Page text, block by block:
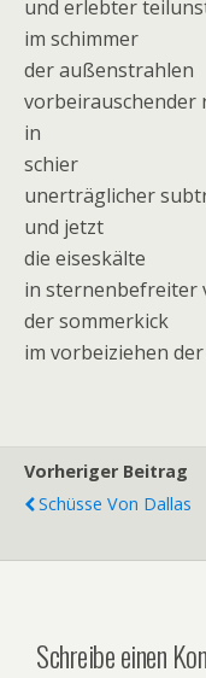
und erlebter
im schimmer
der außenstrahlen
vorbeirauschender
in
schier
unerträglicher
und jetzt
die eiseskälte
in sternenbefreiter
der sommerkick
im vorbeiziehen
Vorheriger Beitrag
Schüsse Von Dallas
Schreibe einen